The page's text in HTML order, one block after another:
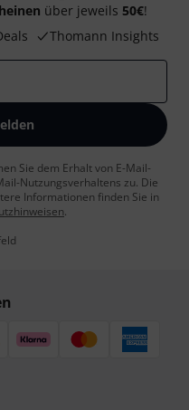
über jeweils 50€!
Thomann Insights
Sie dem Erhalt von E-Mail-
Nutzungsverhaltens zu. Die
Informationen finden Sie in
.